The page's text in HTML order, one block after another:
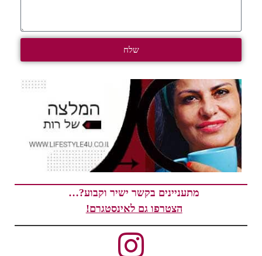
שלח
מתעניינים בקשר ישיר וקבוע?…
הצטרפו גם לאינסטגרם!